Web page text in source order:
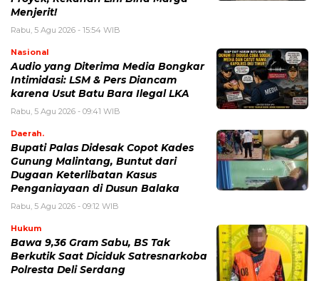
Menjerit!
Rabu, 5 Agu 2026 - 15:54 WIB
Nasional
Audio yang Diterima Media Bongkar
Intimidasi: LSM & Pers Diancam
karena Usut Batu Bara Ilegal LKA
Rabu, 5 Agu 2026 - 09:41 WIB
Daerah.
Bupati Palas Didesak Copot Kades
Gunung Malintang, Buntut dari
Dugaan Keterlibatan Kasus
Penganiayaan di Dusun Balaka
Rabu, 5 Agu 2026 - 09:12 WIB
Hukum
Bawa 9,36 Gram Sabu, BS Tak
Berkutik Saat Diciduk Satresnarkoba
Polresta Deli Serdang